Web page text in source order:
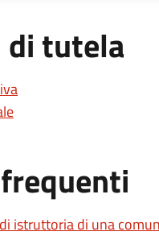
tutela
istruttoria di una